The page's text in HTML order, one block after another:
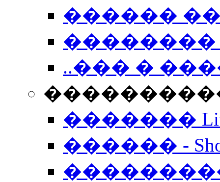
������
��������
..��� �
����������
�������
������ -